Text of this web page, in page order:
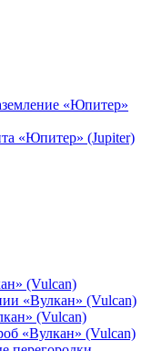
«Юпитер»
«Юпитер» (Jupiter)
(Vulcan)
«Вулкан» (Vulcan)
(Vulcan)
«Вулкан» (Vulcan)